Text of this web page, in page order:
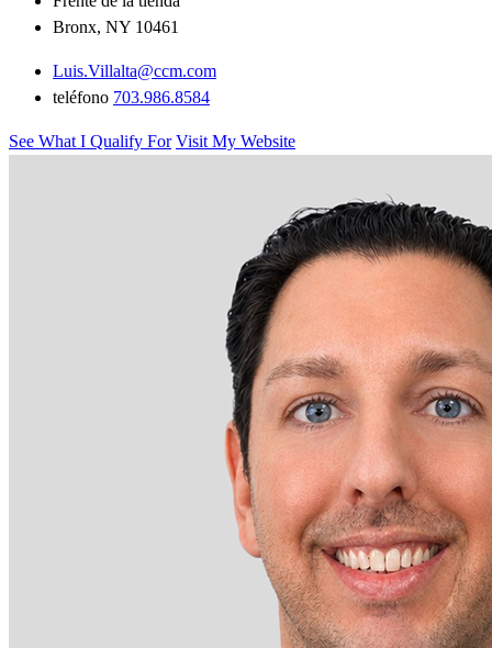
Bronx, NY 10461
Luis.Villalta@ccm.com
teléfono 703.986.8584
See What I Qualify For Visit My Website